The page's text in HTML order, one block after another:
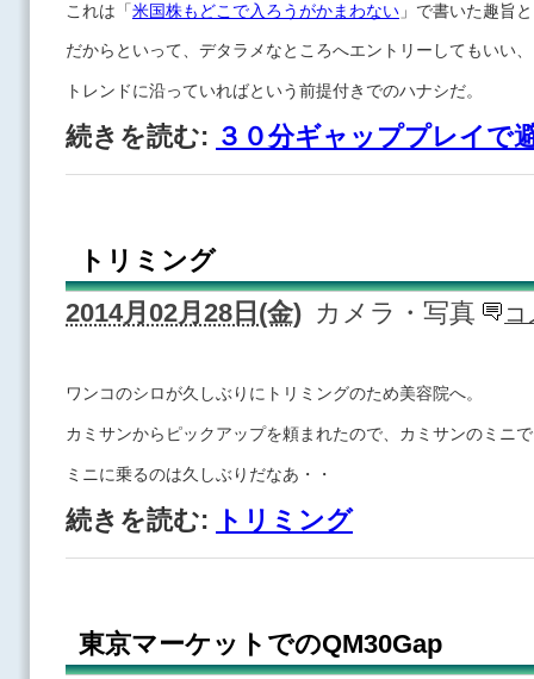
これは「米国株もどこで入ろうがかまわない 」で書いた趣旨
だからといって、デタラメなところへエントリーしてもいい
トレンドに沿っていればという前提付きでのハナシだ。
続きを読む: ３０分ギャッププレイで
トリミング
2014月02月28日(金) カメラ・写真
ワンコのシロが久しぶりにトリミングのため美容院へ。
カミサンからピックアップを頼まれたので、カミサンのミニ
ミニに乗るのは久しぶりだなあ・・
続きを読む: トリミング
東京マーケットでのQM30Gap